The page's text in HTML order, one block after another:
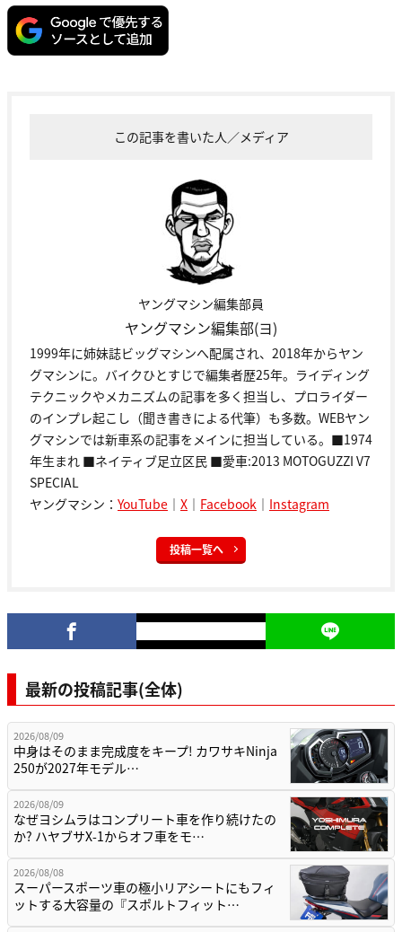
この記事を書いた人／メディア
ヤングマシン編集部員
ヤングマシン編集部(ヨ)
1999年に姉妹誌ビッグマシンへ配属され、2018年からヤン
グマシンに。バイクひとすじで編集者歴25年。ライディング
テクニックやメカニズムの記事を多く担当し、プロライダー
のインプレ起こし（聞き書きによる代筆）も多数。WEBヤン
グマシンでは新車系の記事をメインに担当している。■1974
年生まれ ■ネイティブ足立区民 ■愛車:2013 MOTOGUZZI V7
SPECIAL
ヤングマシン： YouTube ｜ X ｜ Facebook ｜ Instagram
投稿一覧へ
最新の投稿記事(全体)
2026/08/09
中身はそのまま完成度をキープ! カワサキNinja
250が2027年モデル…
2026/08/09
なぜヨシムラはコンプリート車を作り続けたの
か? ハヤブサX-1からオフ車をモ…
2026/08/08
スーパースポーツ車の極小リアシートにもフィ
ットする大容量の『スポルトフィット…